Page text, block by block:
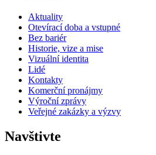
Aktuality
Otevírací doba a vstupné
Bez bariér
Historie, vize a mise
Vizuální identita
Lidé
Kontakty
Komerční pronájmy
Výroční zprávy
Veřejné zakázky a výzvy
Navštivte